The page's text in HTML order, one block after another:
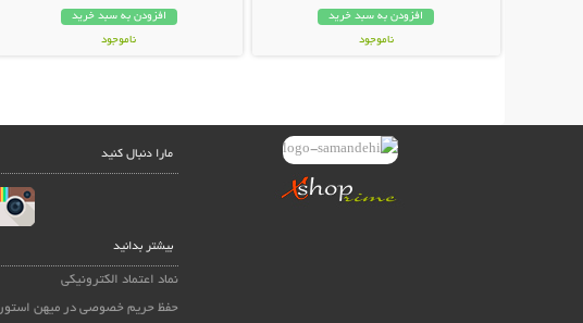
افزودن به سبد خرید
ناموجود
افزودن به سبد خرید
ناموجود
مارا دنبال کنید
بیشتر بدانید
نماد اعتماد الکترونیکی
حفظ حریم خصوصی در میهن استور